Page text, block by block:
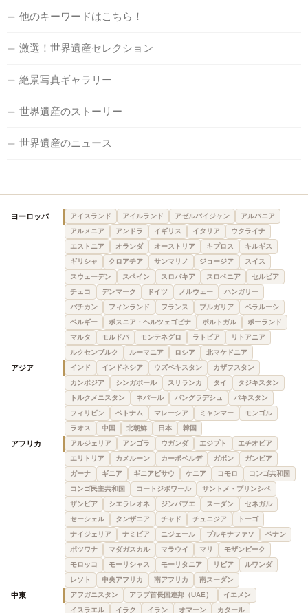
他のキーワードはこちら！
激選！世界遺産セレクション
絶景写真ギャラリー
世界遺産のストーリー
世界遺産のニュース
ヨーロッパ アイスランド アイルランド アゼルバイジャン
アルバニア
アルメニア
アンドラ イギリス イタリア
ウクライナ
エストニア
オランダ オーストリア キプロス
キルギス
ギリシャ
クロアチア サンマリノ ジョージア
スイス
スウェーデン
スペイン スロバキア スロベニア
セルビア
チェコ
デンマーク ドイツ ノルウェー
ハンガリー
バチカン
フィンランド フランス ブルガリア
ベラルーシ
ベルギー
ボスニア・ヘルツェゴビナ ポルトガル
ポーランド
マルタ
モルドバ モンテネグロ ラトビア
リトアニア
ルクセンブルク
ルーマニア ロシア 北マケドニア
アジア インド インドネシア ウズベキスタン
カザフスタン
カンボジア
シンガポール スリランカ タイ
タジキスタン
トルクメニスタン
ネパール バングラデシュ
パキスタン
フィリピン
ベトナム マレーシア ミャンマー
モンゴル
ラオス
中国 北朝鮮 日本 韓国
アフリカ アルジェリア アンゴラ ウガンダ エジプト
エチオピア
エリトリア
カメルーン カーボベルデ ガボン
ガンビア
ガーナ
ギニア ギニアビサウ ケニア コモロ
コンゴ共和国
コンゴ民主共和国
コートジボワール
サントメ・プリンシペ
ザンビア
シエラレオネ ジンバブエ スーダン
セネガル
セーシェル
タンザニア チャド チュニジア
トーゴ
ナイジェリア
ナミビア ニジェール ブルキナファソ
ベナン
ボツワナ
マダガスカル マラウイ マリ
モザンビーク
モロッコ
モーリシャス モーリタニア リビア
ルワンダ
レソト
中央アフリカ 南アフリカ 南スーダン
中東 アフガニスタン アラブ首長国連邦（UAE）
イエメン
イスラエル
イラク イラン オマーン カタール